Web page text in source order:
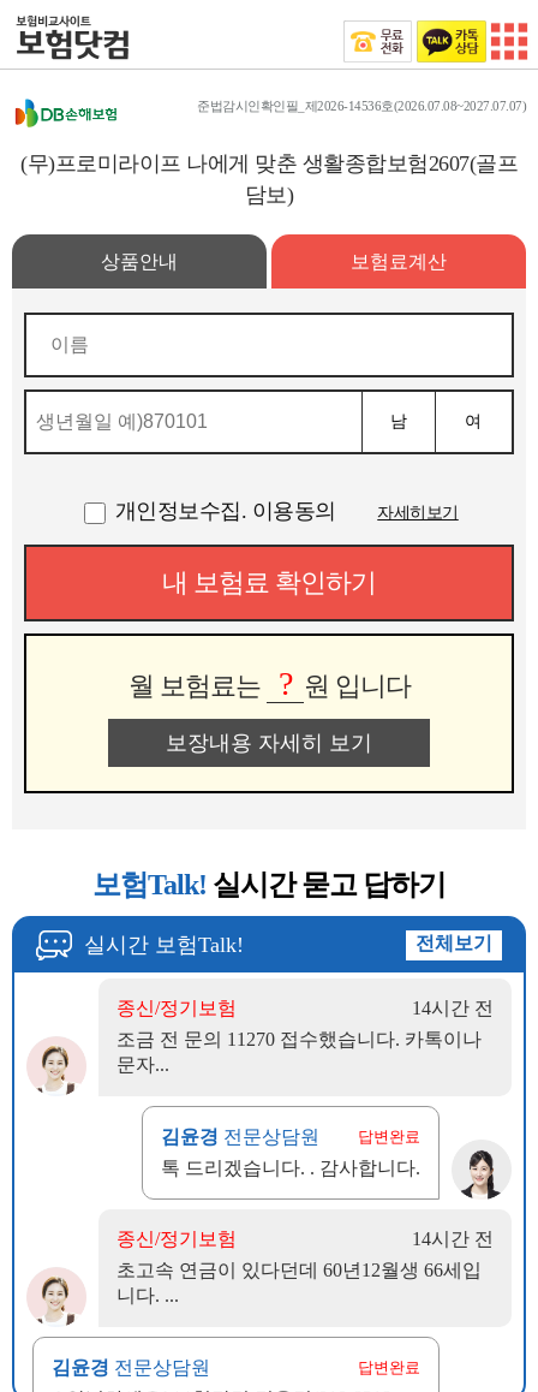
준법감시인확인필_제2026-14536호(2026.07.08~2027.07.07)
(무)프로미라이프 나에게 맞춘 생활종합보험2607(골프
담보)
상품안내 보험료계산
남 여
개인정보수집. 이용동의 자세히보기
내 보험료 확인하기
월 보험료는 ? 원 입니다
보장내용 자세히 보기